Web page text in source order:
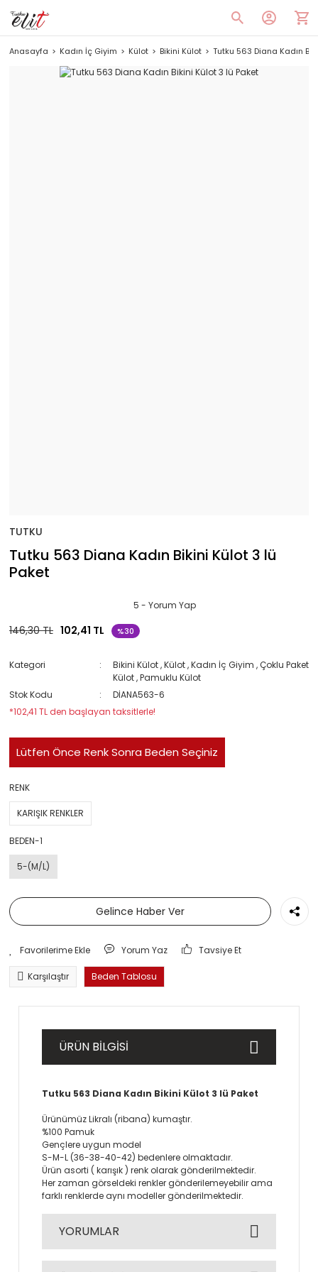
Anasayfa Kadın İç Giyim Külot Bikini Külot Tutku 563 Diana Kadın
TUTKU
Tutku 563 Diana Kadın Bikini Külot 3 lü
Paket
5 - Yorum Yap
146,30 TL 102,41 TL %30
Kategori Bikini Külot,Külot ,Kadın İç Giyim ,Çoklu Paket
Külot ,Pamuklu Külot
Stok Kodu
DİANA563-6
*102,41 TL den başlayan taksitlerle!
Lütfen Önce Renk Sonra Beden Seçiniz
RENK
KARIŞIK RENKLER
BEDEN-1
5-(M/L)
Gelince Haber Ver
Yorum Yaz Tavsiye Et
Karşılaştır Beden Tablosu
ÜRÜN BİLGİSİ
Tutku 563 Diana Kadın Bikini Külot 3 lü Paket
Ürünümüz Likralı (ribana) kumaştır.
%100 Pamuk
Gençlere uygun model
S-M-L (36-38-40-42) bedenlere olmaktadır.
Ürün asorti ( karışık ) renk olarak gönderilmektedir.
Her zaman görseldeki renkler gönderilemeyebilir ama
farklı renklerde aynı modeller gönderilmektedir.
YORUMLAR